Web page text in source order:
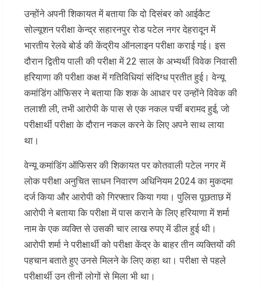
उन्होंने अपनी शिकायत में बताया कि दो दिसंबर को आईकैट
सोल्यूशन परीक्षा केन्द्र सहारनपुर रोड पटेल नगर देहरादून में
भारतीय रेलवे बोर्ड की केंद्रीय ऑनलाइन परीक्षा कराई गई। इस
दौरान द्वितीय पाली की परीक्षा में 22 साल के अभ्यर्थी विवेक निवासी
हरियाणा की परीक्षा कक्ष में गतिविधियां संदिग्ध प्रतीत हुई। वेन्यू
कमांडिंग ऑफिसर ने बताया कि शक के आधार पर उन्होंने विवेक की
तलाशी ली, तभी आरोपी के पास से एक नकल पर्ची बरामद हुई, जो
परीक्षार्थी परीक्षा के दौरान नकल करने के लिए अपने साथ लाया
था।
वेन्यू कमांडिंग ऑफिसर की शिकायत पर कोतवाली पटेल नगर में
लोक परीक्षा अनुचित साधन निवारण अधिनियम 2024 का मुकदमा
दर्ज किया और आरोपी को गिरफ्तार किया गया। पुलिस पूछताछ में
आरोपी ने बताया कि परीक्षा में पास कराने के लिए हरियाणा में शर्मा
नाम के एक व्यक्ति से उसकी चार लाख रुपए में डील हुई थी।
आरोपी शर्मा ने परीक्षार्थी को परीक्षा केंद्र के बाहर तीन व्यक्तियों की
पहचान बताते हुए उनसे मिलने के लिए कहा था। परीक्षा से पहले
परीक्षार्थी उन तीनों लोगों से मिला भी था।